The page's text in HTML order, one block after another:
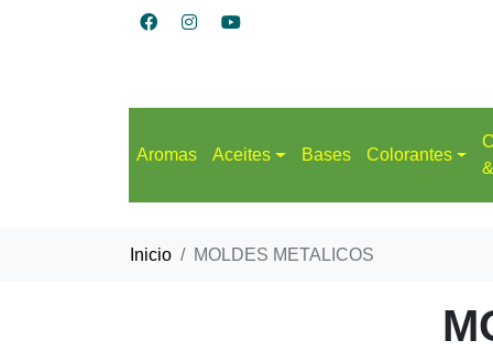
Aromas Aceites Bases Colorantes
Inicio MOLDES METALICOS